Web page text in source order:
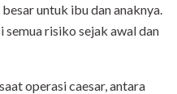
untuk ibu dan anaknya.
risiko sejak awal dan
operasi caesar, antara